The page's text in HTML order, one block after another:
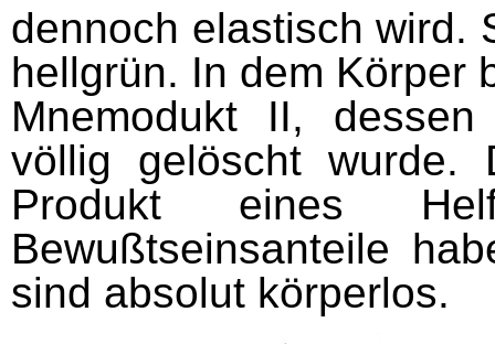
dennoch elastisch wird.
hellgrün. In dem Körper
Mnemodukt II, dessen
völlig gelöscht
Produkt eines
Bewußtseinsanteile
sind absolut körperlos.